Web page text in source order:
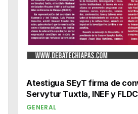
Atestigua SEyT firma de
Servytur Tuxtla, INEF y
GENERAL